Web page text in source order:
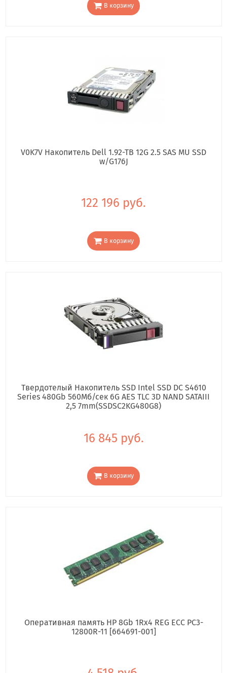
В корзину
V0K7V Накопитель Dell 1.92-TB 12G 2.5 SAS MU SSD
w/G176J
122 196 руб.
В корзину
Твердотелый Накопитель SSD Intel SSD DC S4610
Series 480Gb 560Мб/сек 6G AES TLC 3D NAND SATAIII
2,5 7mm(SSDSC2KG480G8)
16 845 руб.
В корзину
Оперативная память HP 8Gb 1Rx4 REG ECC PC3-
12800R-11 [664691-001]